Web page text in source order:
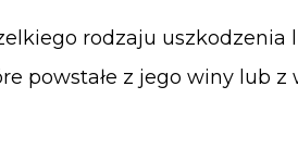
rodzaju uszkodzenia
powstałe z jego winy lub z